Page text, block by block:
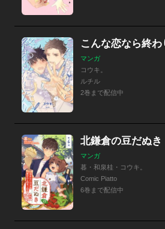
こんな恋なら終わ
マンガ
コウキ。
ルチル
2巻まで配信中
マンガ
暮・和泉桂・コウキ。
Comic Piatto
6巻まで配信中